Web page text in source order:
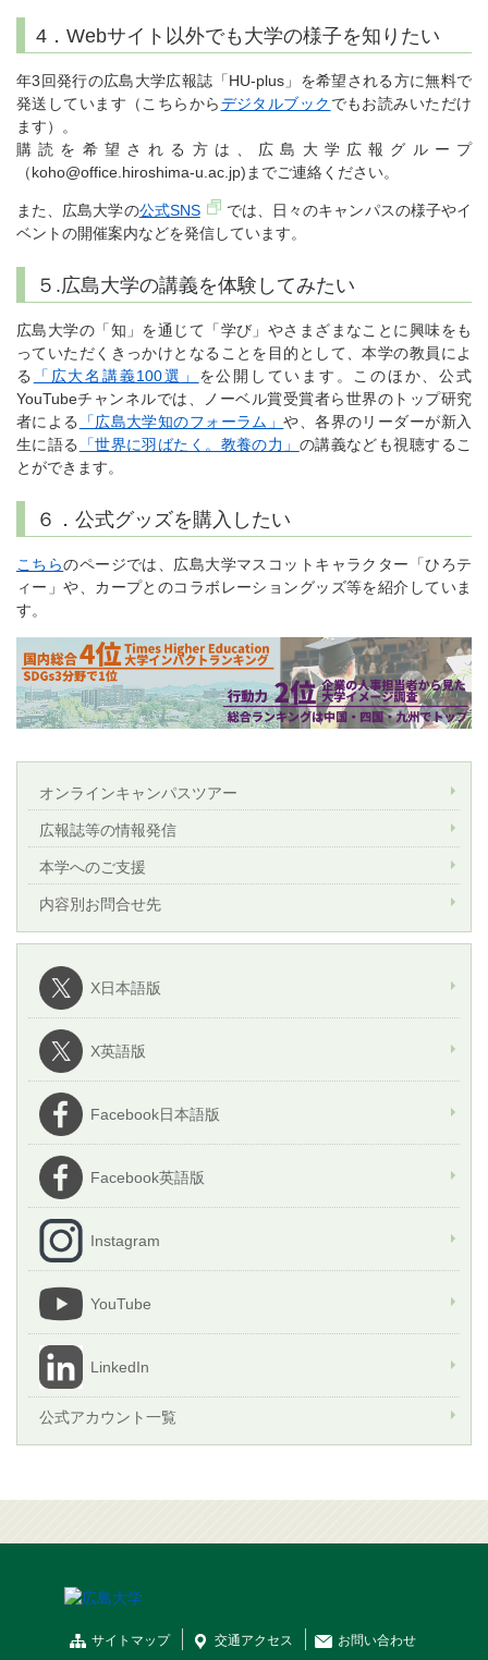
4．Webサイト以外でも大学の様子を知りたい
年3回発行の広島大学広報誌「HU-plus」を希望される方に無料で
発送しています（こちらからデジタルブック でもお読みいただけ
ます）。
購読を希望される方は、広島大学広報グループ
（koho@office.hiroshima-u.ac.jp)までご連絡ください。
また、広島大学の公式SNS
では、日々のキャンパスの様子やイ
ベントの開催案内などを発信しています。
５.広島大学の講義を体験してみたい
広島大学の「知」を通じて「学び」やさまざまなことに興味をも
っていただくきっかけとなることを目的として、本学の教員によ
る
「広大名講義100選」 を公開しています。このほか、公式
YouTubeチャンネルでは、ノーベル賞受賞者ら世界のトップ研究
者による
「広島大学知のフォーラム」や、各界のリーダーが新入
生に語る
「世界に羽ばたく。教養の力」 の講義なども視聴するこ
とができます。
６．公式グッズを購入したい
こちらのページでは、広島大学マスコットキャラクター「ひろテ
ィー」や、カープとのコラボレーショングッズ等を紹介していま
す。
オンラインキャンパスツアー
広報誌等の情報発信
本学へのご支援
内容別お問合せ先
X日本語版
X英語版
Facebook日本語版
Facebook英語版
Instagram
YouTube
LinkedIn
公式アカウント一覧
サイトマップ 交通アクセス お問い合わせ